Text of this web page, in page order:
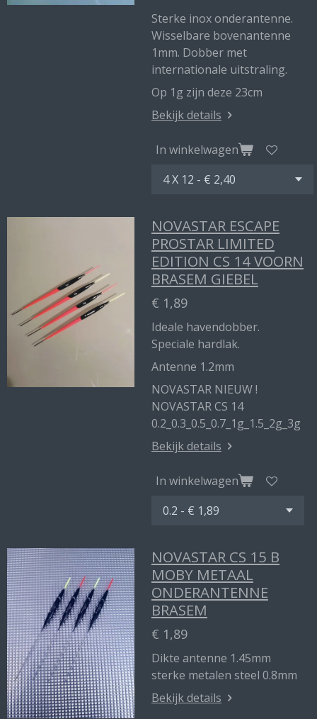
Sterke inox onderantenne.
Wisselbare bovenantenne
1mm. Dobber met
internationale uitstraling.
Op 1g zijn deze 23cm
Bekijk details
In winkelwagen
NOVASTAR ESCAPE
PROSTAR LIMITED
EDITION CS 14 VOORN
BRASEM GIEBEL
€ 1,89
Ideale havendobber.
Speciale hardlak.
Antenne 1.2mm
NOVASTAR NIEUW !
NOVASTAR CS 14
0.2_0.3_0.5_0.7_1g_1.5_2g_3g
Bekijk details
In winkelwagen
NOVASTAR CS 15 B
MOBY METAAL
ONDERANTENNE
BRASEM
€ 1,89
Dikte antenne 1.45mm
sterke metalen steel 0.8mm
Bekijk details